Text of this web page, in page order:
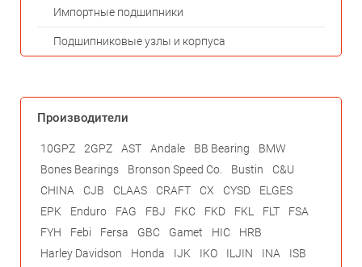
Импортные подшипники
Подшипниковые узлы и корпуса
Производители
10GPZ 2GPZ AST Andale BB Bearing
BMW
Bones Bearings
Bronson Speed Co. Bustin
C&U
CHINA
CJB CLAAS CRAFT CX CYSD
ELGES
EPK
Enduro FAG FBJ FKC FKD FKL FLT
FSA
FYH
Febi Fersa GBC Gamet HIC
HRB
Harley Davidson
Honda IJK IKO ILJIN INA
ISB